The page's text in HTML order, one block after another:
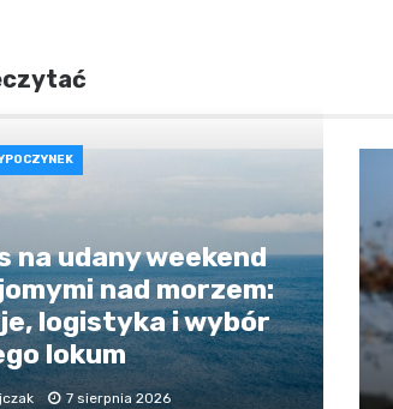
na udany weekend
nad morzem:
logistyka i wybór
lokum
7 sierpnia 2026